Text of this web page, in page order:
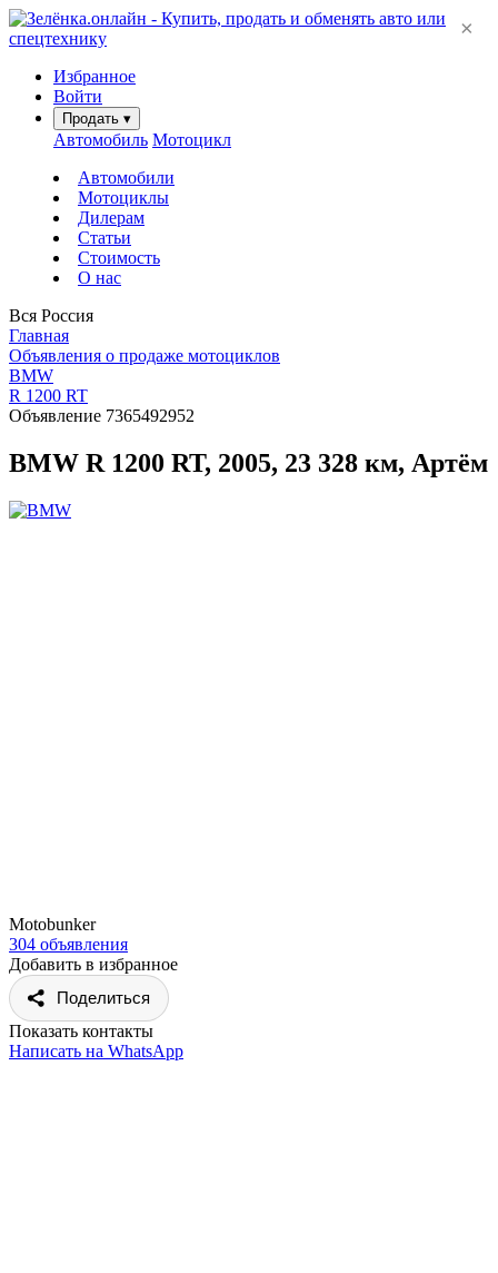
Избранное
Войти
Продать ▾
Автомобиль Мотоцикл
Автомобили
Мотоциклы
Дилерам
Статьи
Стоимость
О нас
Вся Россия
Главная
Объявления о продаже мотоциклов
BMW
R 1200 RT
Объявление 7365492952
BMW R 1200 RT, 2005, 23 328 км, Артём
Motobunker
304 объявления
Добавить в избранное
Поделиться
Показать контакты
Написать на WhatsApp
×